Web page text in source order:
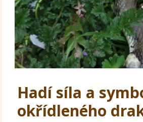
Hadí síla a
okřídleného